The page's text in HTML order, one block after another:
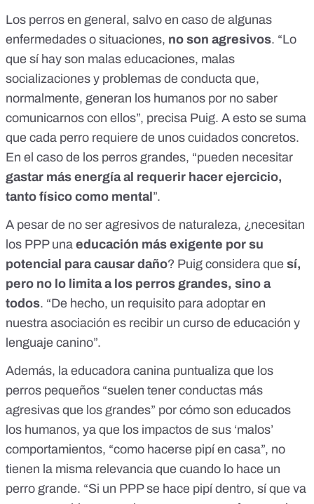
Los perros en general, salvo en caso de algunas
enfermedades o situaciones, no son agresivos. “Lo
que sí hay son malas educaciones, malas
socializaciones y problemas de conducta que,
normalmente, generan los humanos por no saber
comunicarnos con ellos”, precisa Puig. A esto se suma
que cada perro requiere de unos cuidados concretos.
En el caso de los perros grandes, “pueden necesitar
gastar más energía al requerir hacer ejercicio,
tanto físico como mental ”.
A pesar de no ser agresivos de naturaleza, ¿necesitan
los PPP una educación más exigente por su
potencial para causar daño? Puig considera que sí,
pero no lo limita a los perros grandes, sino a
todos. “De hecho, un requisito para adoptar en
nuestra asociación es recibir un curso de educación y
lenguaje canino”.
Además, la educadora canina puntualiza que los
perros pequeños “suelen tener conductas más
agresivas que los grandes” por cómo son educados
los humanos, ya que los impactos de sus ‘malos’
comportamientos, “como hacerse pipí en casa”, no
tienen la misma relevancia que cuando lo hace un
perro grande. “Si un PPP se hace pipí dentro, sí que va